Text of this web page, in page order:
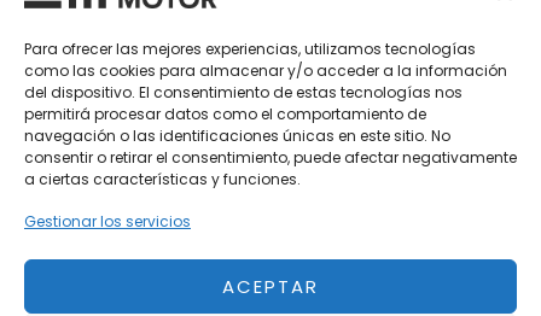
Para ofrecer las mejores experiencias, utilizamos tecnologías
como las cookies para almacenar y/o acceder a la información
del dispositivo. El consentimiento de estas tecnologías nos
permitirá procesar datos como el comportamiento de
navegación o las identificaciones únicas en este sitio. No
consentir o retirar el consentimiento, puede afectar negativamente
a ciertas características y funciones.
Gestionar los servicios
ACEPTAR
Vehículos de Ocasión
Próximos
Eclipse by SELECTO
Del 12/08/2026 al 12/08/2026
Del 02/10/2026 al 05/10/2026